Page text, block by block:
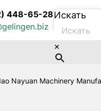
448-65-28Искать
×
Nayuan Machinery